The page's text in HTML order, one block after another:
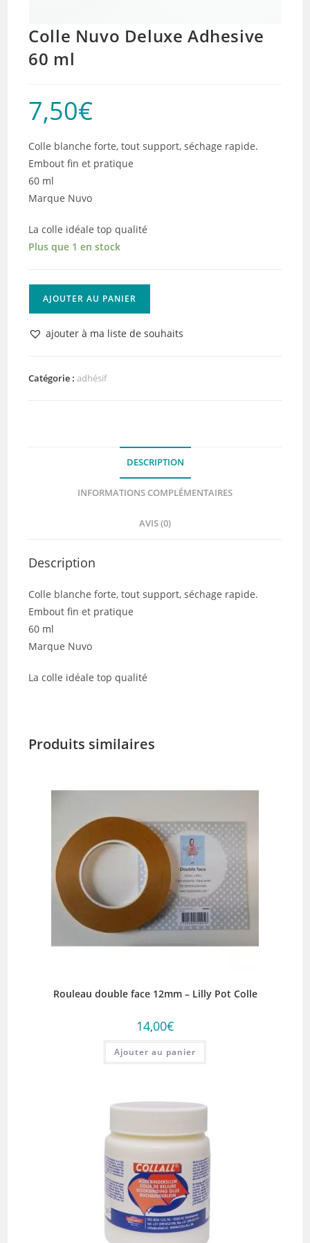
Colle Nuvo Deluxe Adhesive
60 ml
7,50€
Colle blanche forte, tout support, séchage rapide.
Embout fin et pratique
60 ml
Marque Nuvo
La colle idéale top qualité
Plus que 1 en stock
Colle
Nuvo
Adhesive
AJOUTER AU PANIER
ajouter à ma liste de souhaits
Catégorie :adhésif
DESCRIPTION
INFORMATIONS COMPLÉMENTAIRES
AVIS (0)
Description
Colle blanche forte, tout support, séchage rapide.
Embout fin et pratique
60 ml
Marque Nuvo
La colle idéale top qualité
Produits similaires
Rouleau double face 12mm – Lilly Pot Colle
14,00€
Ajouter au panier